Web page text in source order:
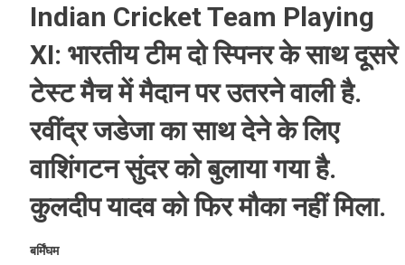
Indian Cricket Team Playing
XI: भारतीय टीम दो स्पिनर के साथ दूसरे
टेस्ट मैच में मैदान पर उतरने वाली है.
रवींद्र जडेजा का साथ देने के लिए
वाशिंगटन सुंदर को बुलाया गया है.
कुलदीप यादव को फिर मौका नहीं मिला.
बर्मिंघम